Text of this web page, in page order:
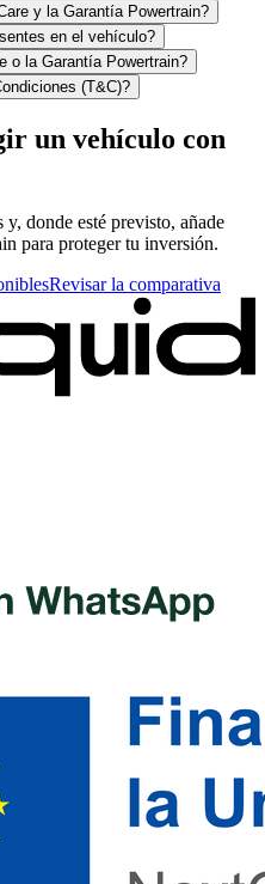
y la Garantía Powertrain?
en el vehículo?
o la Garantía Powertrain?
(T&C)?
un vehículo con
donde esté previsto, añade
para proteger tu inversión.
Revisar la comparativa